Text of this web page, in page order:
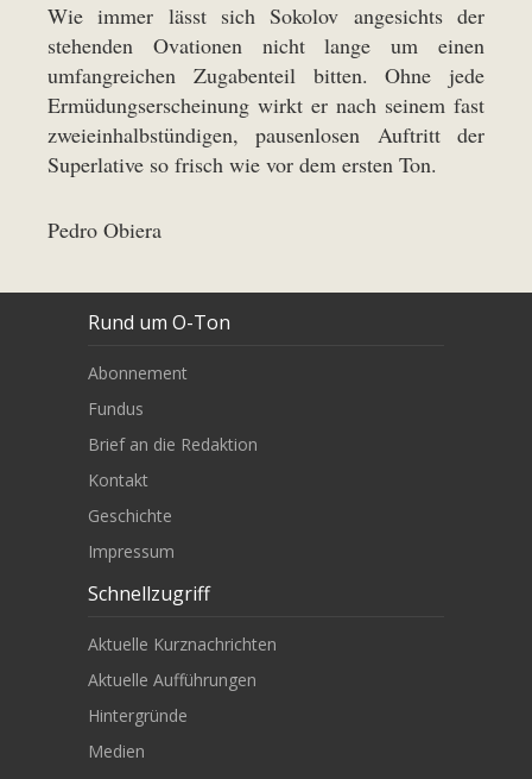
Wie immer lässt sich Sokolov angesichts der
stehenden Ovationen nicht lange um einen
umfangreichen Zugabenteil bitten. Ohne jede
Ermüdungserscheinung wirkt er nach seinem fast
zweieinhalbstündigen, pausenlosen Auftritt der
Superlative so frisch wie vor dem ersten Ton.
Pedro Obiera
Rund um O-Ton
Abonnement
Fundus
Brief an die Redaktion
Kontakt
Geschichte
Impressum
Schnellzugriff
Aktuelle Kurznachrichten
Aktuelle Aufführungen
Hintergründe
Medien